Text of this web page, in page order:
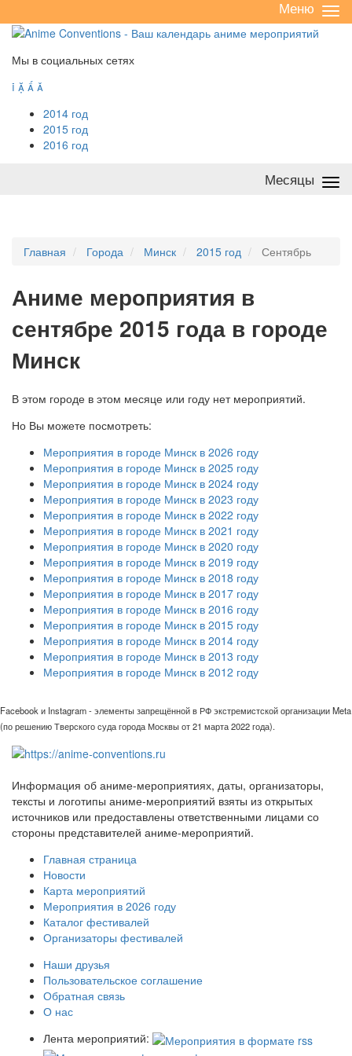
/
Меню
Мы в социальных сетях
   
2014 год
2015 год
2016 год
Месяцы
Главная Города Минск 2015 год Сентябрь
Аниме мероприятия в
сентябре 2015 года в городе
Минск
В этом городе в этом месяце или году нет мероприятий.
Но Вы можете посмотреть:
Мероприятия в городе Минск в 2026 году
Мероприятия в городе Минск в 2025 году
Мероприятия в городе Минск в 2024 году
Мероприятия в городе Минск в 2023 году
Мероприятия в городе Минск в 2022 году
Мероприятия в городе Минск в 2021 году
Мероприятия в городе Минск в 2020 году
Мероприятия в городе Минск в 2019 году
Мероприятия в городе Минск в 2018 году
Мероприятия в городе Минск в 2017 году
Мероприятия в городе Минск в 2016 году
Мероприятия в городе Минск в 2015 году
Мероприятия в городе Минск в 2014 году
Мероприятия в городе Минск в 2013 году
Мероприятия в городе Минск в 2012 году
Facebook и Instagram - элементы запрещённой в РФ экстремистской организации Meta
(по решению Тверского суда города Москвы от 21 марта 2022 года).
Информация об аниме-мероприятиях, даты, организаторы,
тексты и логотипы аниме-мероприятий взяты из открытых
источников или предоставлены ответственными лицами со
стороны представителей аниме-мероприятий.
Главная страница
Новости
Карта мероприятий
Мероприятия в 2026 году
Каталог фестивалей
Организаторы фестивалей
Наши друзья
Пользовательское соглашение
Обратная связь
О нас
Лента мероприятий: